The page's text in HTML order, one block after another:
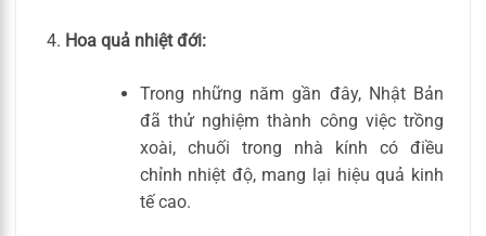
Hoa quả nhiệt đới:
Trong những năm gần đây, Nhật Bản
đã thử nghiệm thành công việc trồng
xoài, chuối trong nhà kính có điều
chỉnh nhiệt độ, mang lại hiệu quả kinh
tế cao.